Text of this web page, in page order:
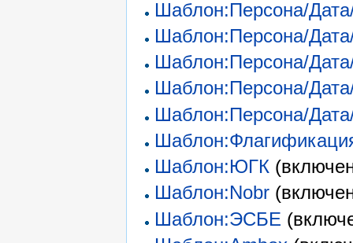
Шаблон:Персона/
Шаблон:Персона/
Шаблон:Персона/
Шаблон:Персона/
Шаблон:Персона/
Шаблон:ЮГК
Шаблон:Nobr
Шаблон:ЭСБЕ